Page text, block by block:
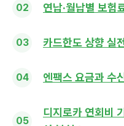
연납·월납별 보험
카드한도 상향 실
엔팩스 요금과 수
디지로카 연회비